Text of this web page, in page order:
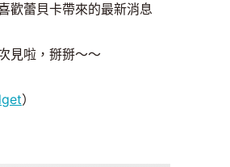
歡蕾貝卡帶來的最新消息
見啦，掰掰～～
）